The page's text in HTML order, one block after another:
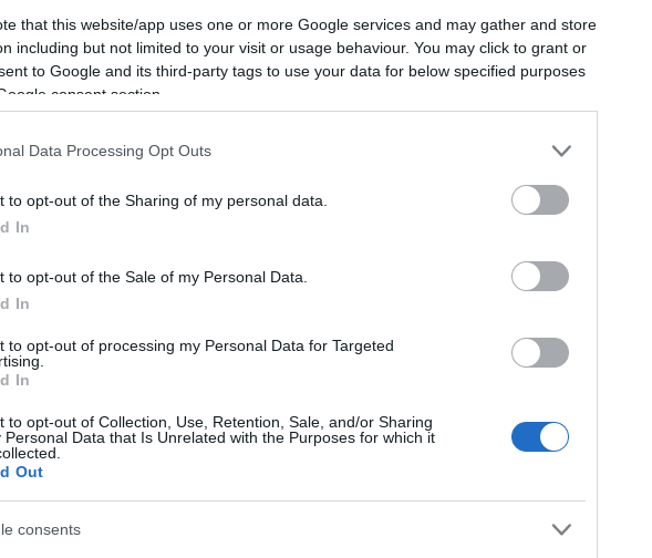
that this website/app uses one or more Google services and may gather and store
including but not limited to your visit or usage behaviour. You may click to grant or
to Google and its third-party tags to use your data for below specified purposes
consent section.
Data Processing Opt Outs
to opt-out of the Sharing of my personal data.
In
to opt-out of the Sale of my Personal Data.
In
to opt-out of processing my Personal Data for Targeted
In
to opt-out of Collection, Use, Retention, Sale, and/or Sharing
Personal Data that Is Unrelated with the Purposes for which it
Out
consents
Feliratkozom
adatvédelmi
Országos hírek
FERENC
Országos hírek
A